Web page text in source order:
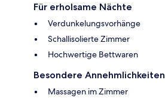
Für erholsame Nächte
Verdunkelungsvorhänge
Schallisolierte Zimmer
Hochwertige Bettwaren
Besondere Annehmlichkeiten
Massagen im Zimmer